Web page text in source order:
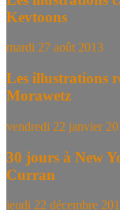
Kevtoons
mardi 27 août 2013
Les illustrations
Morawetz
vendredi 22 janvier
30 jours à New
Curran
jeudi 22 décembre